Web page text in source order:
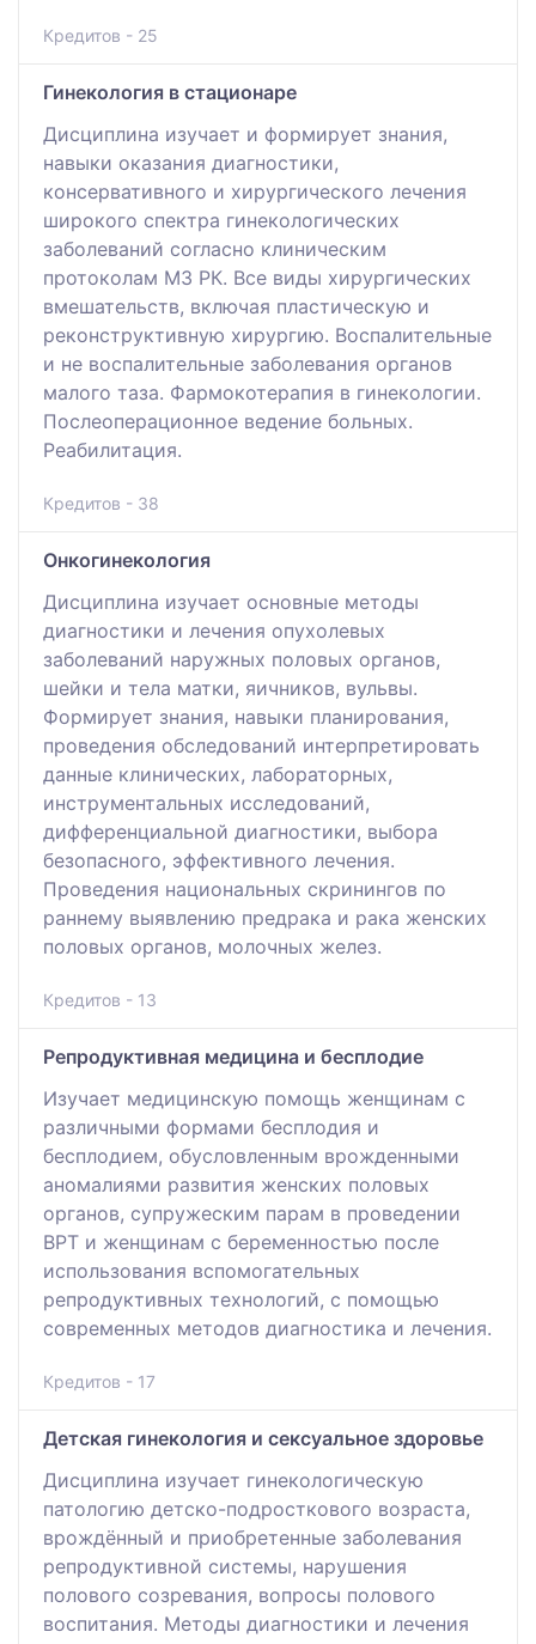
Кредитов - 25
Гинекология в стационаре
Дисциплина изучает и формирует знания,
навыки оказания диагностики,
консервативного и хирургического лечения
широкого спектра гинекологических
заболеваний согласно клиническим
протоколам МЗ РК. Все виды хирургических
вмешательств, включая пластическую и
реконструктивную хирургию. Воспалительные
и не воспалительные заболевания органов
малого таза. Фармокотерапия в гинекологии.
Послеоперационное ведение больных.
Реабилитация.
Кредитов - 38
Онкогинекология
Дисциплина изучает основные методы
диагностики и лечения опухолевых
заболеваний наружных половых органов,
шейки и тела матки, яичников, вульвы.
Формирует знания, навыки планирования,
проведения обследований интерпретировать
данные клинических, лабораторных,
инструментальных исследований,
дифференциальной диагностики, выбора
безопасного, эффективного лечения.
Проведения национальных скринингов по
раннему выявлению предрака и рака женских
половых органов, молочных желез.
Кредитов - 13
Репродуктивная медицина и бесплодие
Изучает медицинскую помощь женщинам с
различными формами бесплодия и
бесплодием, обусловленным врожденными
аномалиями развития женских половых
органов, супружеским парам в проведении
ВРТ и женщинам с беременностью после
использования вспомогательных
репродуктивных технологий, с помощью
современных методов диагностика и лечения.
Кредитов - 17
Детская гинекология и сексуальное здоровье
Дисциплина изучает гинекологическую
патологию детско-подросткового возраста,
врождённый и приобретенные заболевания
репродуктивной системы, нарушения
полового созревания, вопросы полового
воспитания. Методы диагностики и лечения